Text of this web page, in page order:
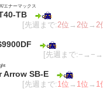
エナーマックス
TB
[先週まで:2位 →2位 →2
[先週まで
Arrow SB-E
[先週まで:1位 → 1位 → 1